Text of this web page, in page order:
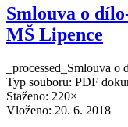
Smlouva o
MŠ Lipence
_processed_Smlouva
Typ souboru: PDF
Staženo: 220×
Vloženo: 20. 6. 2018